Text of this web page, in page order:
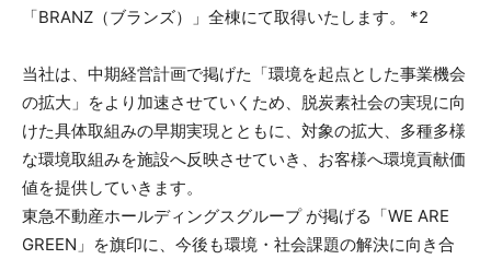
「BRANZ（ブランズ）」全棟にて取得いたします。 *2
当社は、中期経営計画で掲げた「環境を起点とした事業機会
の拡大」をより加速させていくため、脱炭素社会の実現に向
けた具体取組みの早期実現とともに、対象の拡大、多種多様
な環境取組みを施設へ反映させていき、お客様へ環境貢献価
値を提供していきます。
東急不動産ホールディングスグループ が掲げる「WE ARE
GREEN」を旗印に、今後も環境・社会課題の解決に向き合